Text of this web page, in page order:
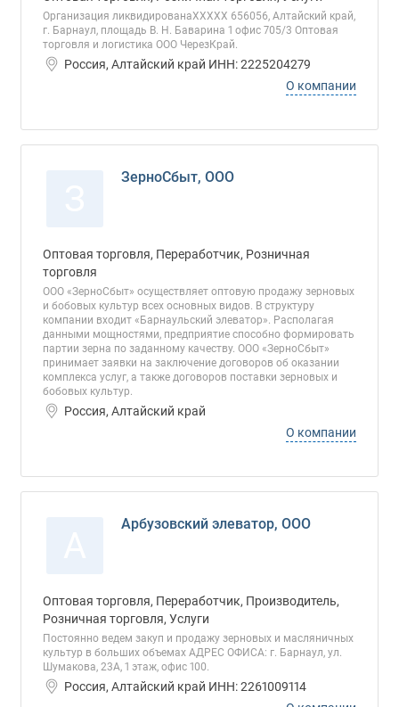
Организация ликвидированаХХХХХ 656056, Алтайский край,
г. Барнаул, площадь В. Н. Баварина 1 офис 705/3 Оптовая
торговля и логистика ООО ЧерезКрай.
Россия, Алтайский край ИНН: 2225204279
О компании
ЗерноСбыт, ООО
Оптовая торговля, Переработчик, Розничная
торговля
ООО «ЗерноСбыт» осуществляет оптовую продажу зерновых
и бобовых культур всех основных видов. В структуру
компании входит «Барнаульский элеватор». Располагая
данными мощностями, предприятие способно формировать
партии зерна по заданному качеству. ООО «ЗерноСбыт»
принимает заявки на заключение договоров об оказании
комплекса услуг, а также договоров поставки зерновых и
бобовых культур.
Россия, Алтайский край
О компании
Арбузовский элеватор, ООО
Оптовая торговля, Переработчик, Производитель,
Розничная торговля, Услуги
Постоянно ведем закуп и продажу зерновых и масляничных
культур в больших объемах АДРЕС ОФИСА: г. Барнаул, ул.
Шумакова, 23А, 1 этаж, офис 100.
Россия, Алтайский край ИНН: 2261009114